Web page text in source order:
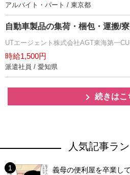
アルバイト・パート / 東京都
自動車製品の集荷・梱包・運搬/
UTエージェント株式会社AGT東海第一CU
時給1,500円
派遣社員 / 愛知県
続きはこ
人気記事ラ
義母の便利屋を卒業し